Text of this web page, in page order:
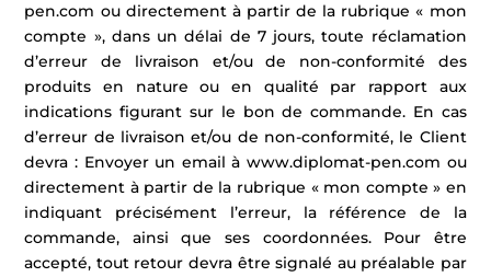
pen.com ou directement à partir de la rubrique « mon
compte », dans un délai de 7 jours, toute réclamation
d’erreur de livraison et/ou de non-conformité des
produits en nature ou en qualité par rapport aux
indications figurant sur le bon de commande. En cas
d’erreur de livraison et/ou de non-conformité, le Client
devra : Envoyer un email à www.diplomat-pen.com ou
directement à partir de la rubrique « mon compte » en
indiquant précisément l’erreur, la référence de la
commande, ainsi que ses coordonnées. Pour être
accepté, tout retour devra être signalé au préalable par